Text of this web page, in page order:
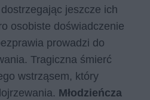
jeszcze ich
osobiste doświadczenie
prowadzi do
Tragiczna śmierć
wstrząsem, który
Młodzieńcza